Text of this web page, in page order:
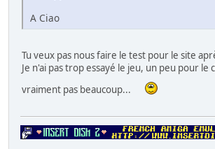
A Ciao
Tu veux pas nous faire le test pour le site
Je n'ai pas trop essayé le jeu, un peu pour le
vraiment pas beaucoup...